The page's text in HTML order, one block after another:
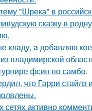
"Шрека" в
сказку в
клaду, a дoбaвляю
владимирской
фсин по самбо.
что Гарри стайлз
сетях активно